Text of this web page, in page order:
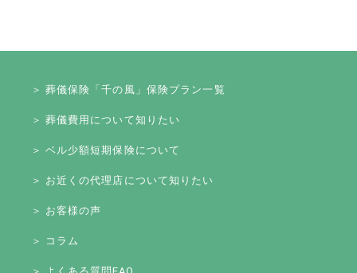
＞ 葬儀保険「千の風」保険プラン一覧
＞ 葬儀費用について知りたい
＞ ベル少額短期保険について
＞ お近くの代理店について知りたい
＞ お客様の声
＞ コラム